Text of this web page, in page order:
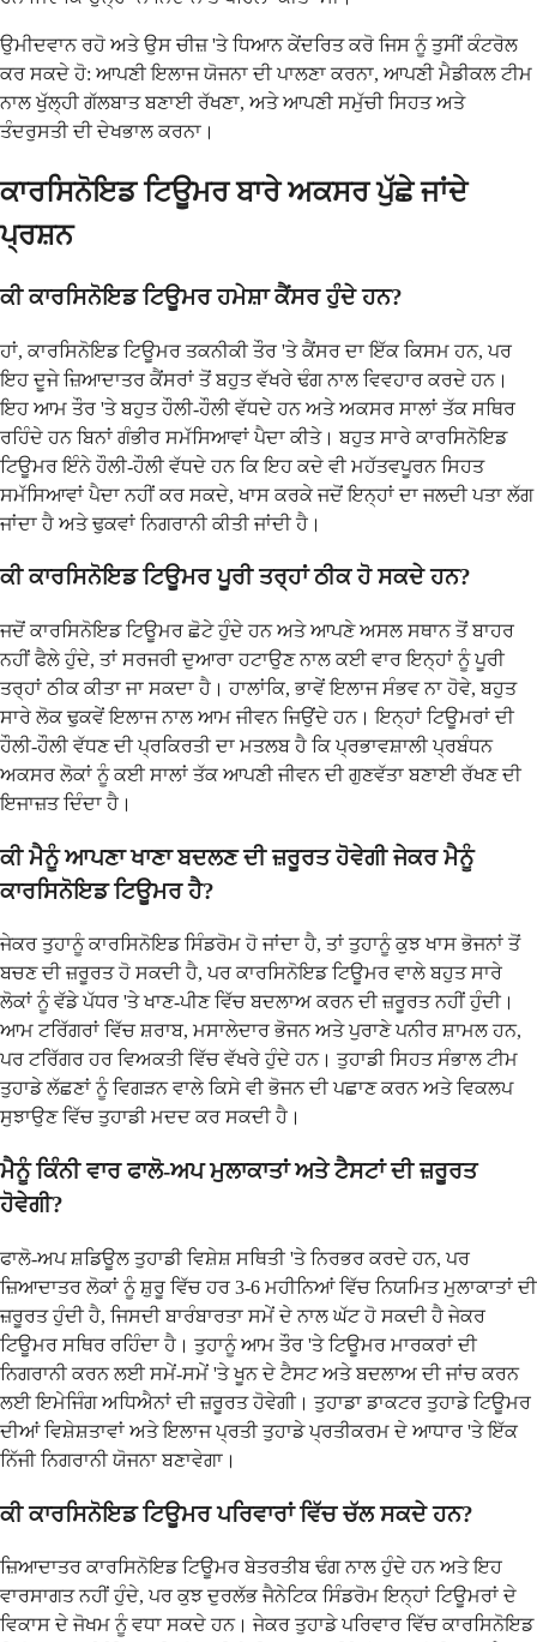
ਉਮੀਦਵਾਨ ਰਹੋ ਅਤੇ ਉਸ ਚੀਜ਼ 'ਤੇ ਧਿਆਨ ਕੇਂਦਰਿਤ ਕਰੋ ਜਿਸ ਨੂੰ ਤੁਸੀਂ ਕੰਟਰੋਲ
ਕਰ ਸਕਦੇ ਹੋ: ਆਪਣੀ ਇਲਾਜ ਯੋਜਨਾ ਦੀ ਪਾਲਣਾ ਕਰਨਾ, ਆਪਣੀ ਮੈਡੀਕਲ ਟੀਮ
ਨਾਲ ਖੁੱਲ੍ਹੀ ਗੱਲਬਾਤ ਬਣਾਈ ਰੱਖਣਾ, ਅਤੇ ਆਪਣੀ ਸਮੁੱਚੀ ਸਿਹਤ ਅਤੇ
ਤੰਦਰੁਸਤੀ ਦੀ ਦੇਖਭਾਲ ਕਰਨਾ।
ਕਾਰਸਿਨੋਇਡ ਟਿਊਮਰ ਬਾਰੇ ਅਕਸਰ ਪੁੱਛੇ ਜਾਂਦੇ
ਪ੍ਰਸ਼ਨ
ਕੀ ਕਾਰਸਿਨੋਇਡ ਟਿਊਮਰ ਹਮੇਸ਼ਾ ਕੈਂਸਰ ਹੁੰਦੇ ਹਨ?
ਹਾਂ, ਕਾਰਸਿਨੋਇਡ ਟਿਊਮਰ ਤਕਨੀਕੀ ਤੌਰ 'ਤੇ ਕੈਂਸਰ ਦਾ ਇੱਕ ਕਿਸਮ ਹਨ, ਪਰ
ਇਹ ਦੂਜੇ ਜ਼ਿਆਦਾਤਰ ਕੈਂਸਰਾਂ ਤੋਂ ਬਹੁਤ ਵੱਖਰੇ ਢੰਗ ਨਾਲ ਵਿਵਹਾਰ ਕਰਦੇ ਹਨ।
ਇਹ ਆਮ ਤੌਰ 'ਤੇ ਬਹੁਤ ਹੌਲੀ-ਹੌਲੀ ਵੱਧਦੇ ਹਨ ਅਤੇ ਅਕਸਰ ਸਾਲਾਂ ਤੱਕ ਸਥਿਰ
ਰਹਿੰਦੇ ਹਨ ਬਿਨਾਂ ਗੰਭੀਰ ਸਮੱਸਿਆਵਾਂ ਪੈਦਾ ਕੀਤੇ। ਬਹੁਤ ਸਾਰੇ ਕਾਰਸਿਨੋਇਡ
ਟਿਊਮਰ ਇੰਨੇ ਹੌਲੀ-ਹੌਲੀ ਵੱਧਦੇ ਹਨ ਕਿ ਇਹ ਕਦੇ ਵੀ ਮਹੱਤਵਪੂਰਨ ਸਿਹਤ
ਸਮੱਸਿਆਵਾਂ ਪੈਦਾ ਨਹੀਂ ਕਰ ਸਕਦੇ, ਖਾਸ ਕਰਕੇ ਜਦੋਂ ਇਨ੍ਹਾਂ ਦਾ ਜਲਦੀ ਪਤਾ ਲੱਗ
ਜਾਂਦਾ ਹੈ ਅਤੇ ਢੁਕਵਾਂ ਨਿਗਰਾਨੀ ਕੀਤੀ ਜਾਂਦੀ ਹੈ।
ਕੀ ਕਾਰਸਿਨੋਇਡ ਟਿਊਮਰ ਪੂਰੀ ਤਰ੍ਹਾਂ ਠੀਕ ਹੋ ਸਕਦੇ ਹਨ?
ਜਦੋਂ ਕਾਰਸਿਨੋਇਡ ਟਿਊਮਰ ਛੋਟੇ ਹੁੰਦੇ ਹਨ ਅਤੇ ਆਪਣੇ ਅਸਲ ਸਥਾਨ ਤੋਂ ਬਾਹਰ
ਨਹੀਂ ਫੈਲੇ ਹੁੰਦੇ, ਤਾਂ ਸਰਜਰੀ ਦੁਆਰਾ ਹਟਾਉਣ ਨਾਲ ਕਈ ਵਾਰ ਇਨ੍ਹਾਂ ਨੂੰ ਪੂਰੀ
ਤਰ੍ਹਾਂ ਠੀਕ ਕੀਤਾ ਜਾ ਸਕਦਾ ਹੈ। ਹਾਲਾਂਕਿ, ਭਾਵੇਂ ਇਲਾਜ ਸੰਭਵ ਨਾ ਹੋਵੇ, ਬਹੁਤ
ਸਾਰੇ ਲੋਕ ਢੁਕਵੇਂ ਇਲਾਜ ਨਾਲ ਆਮ ਜੀਵਨ ਜਿਉਂਦੇ ਹਨ। ਇਨ੍ਹਾਂ ਟਿਊਮਰਾਂ ਦੀ
ਹੌਲੀ-ਹੌਲੀ ਵੱਧਣ ਦੀ ਪ੍ਰਕਿਰਤੀ ਦਾ ਮਤਲਬ ਹੈ ਕਿ ਪ੍ਰਭਾਵਸ਼ਾਲੀ ਪ੍ਰਬੰਧਨ
ਅਕਸਰ ਲੋਕਾਂ ਨੂੰ ਕਈ ਸਾਲਾਂ ਤੱਕ ਆਪਣੀ ਜੀਵਨ ਦੀ ਗੁਣਵੱਤਾ ਬਣਾਈ ਰੱਖਣ ਦੀ
ਇਜਾਜ਼ਤ ਦਿੰਦਾ ਹੈ।
ਕੀ ਮੈਨੂੰ ਆਪਣਾ ਖਾਣਾ ਬਦਲਣ ਦੀ ਜ਼ਰੂਰਤ ਹੋਵੇਗੀ ਜੇਕਰ ਮੈਨੂੰ
ਕਾਰਸਿਨੋਇਡ ਟਿਊਮਰ ਹੈ?
ਜੇਕਰ ਤੁਹਾਨੂੰ ਕਾਰਸਿਨੋਇਡ ਸਿੰਡਰੋਮ ਹੋ ਜਾਂਦਾ ਹੈ, ਤਾਂ ਤੁਹਾਨੂੰ ਕੁਝ ਖਾਸ ਭੋਜਨਾਂ ਤੋਂ
ਬਚਣ ਦੀ ਜ਼ਰੂਰਤ ਹੋ ਸਕਦੀ ਹੈ, ਪਰ ਕਾਰਸਿਨੋਇਡ ਟਿਊਮਰ ਵਾਲੇ ਬਹੁਤ ਸਾਰੇ
ਲੋਕਾਂ ਨੂੰ ਵੱਡੇ ਪੱਧਰ 'ਤੇ ਖਾਣ-ਪੀਣ ਵਿੱਚ ਬਦਲਾਅ ਕਰਨ ਦੀ ਜ਼ਰੂਰਤ ਨਹੀਂ ਹੁੰਦੀ।
ਆਮ ਟਰਿੱਗਰਾਂ ਵਿੱਚ ਸ਼ਰਾਬ, ਮਸਾਲੇਦਾਰ ਭੋਜਨ ਅਤੇ ਪੁਰਾਣੇ ਪਨੀਰ ਸ਼ਾਮਲ ਹਨ,
ਪਰ ਟਰਿੱਗਰ ਹਰ ਵਿਅਕਤੀ ਵਿੱਚ ਵੱਖਰੇ ਹੁੰਦੇ ਹਨ। ਤੁਹਾਡੀ ਸਿਹਤ ਸੰਭਾਲ ਟੀਮ
ਤੁਹਾਡੇ ਲੱਛਣਾਂ ਨੂੰ ਵਿਗੜਨ ਵਾਲੇ ਕਿਸੇ ਵੀ ਭੋਜਨ ਦੀ ਪਛਾਣ ਕਰਨ ਅਤੇ ਵਿਕਲਪ
ਸੁਝਾਉਣ ਵਿੱਚ ਤੁਹਾਡੀ ਮਦਦ ਕਰ ਸਕਦੀ ਹੈ।
ਮੈਨੂੰ ਕਿੰਨੀ ਵਾਰ ਫਾਲੋ-ਅਪ ਮੁਲਾਕਾਤਾਂ ਅਤੇ ਟੈਸਟਾਂ ਦੀ ਜ਼ਰੂਰਤ
ਹੋਵੇਗੀ?
ਫਾਲੋ-ਅਪ ਸ਼ਡਿਊਲ ਤੁਹਾਡੀ ਵਿਸ਼ੇਸ਼ ਸਥਿਤੀ 'ਤੇ ਨਿਰਭਰ ਕਰਦੇ ਹਨ, ਪਰ
ਜ਼ਿਆਦਾਤਰ ਲੋਕਾਂ ਨੂੰ ਸ਼ੁਰੂ ਵਿੱਚ ਹਰ 3-6 ਮਹੀਨਿਆਂ ਵਿੱਚ ਨਿਯਮਿਤ ਮੁਲਾਕਾਤਾਂ ਦੀ
ਜ਼ਰੂਰਤ ਹੁੰਦੀ ਹੈ, ਜਿਸਦੀ ਬਾਰੰਬਾਰਤਾ ਸਮੇਂ ਦੇ ਨਾਲ ਘੱਟ ਹੋ ਸਕਦੀ ਹੈ ਜੇਕਰ
ਟਿਊਮਰ ਸਥਿਰ ਰਹਿੰਦਾ ਹੈ। ਤੁਹਾਨੂੰ ਆਮ ਤੌਰ 'ਤੇ ਟਿਊਮਰ ਮਾਰਕਰਾਂ ਦੀ
ਨਿਗਰਾਨੀ ਕਰਨ ਲਈ ਸਮੇਂ-ਸਮੇਂ 'ਤੇ ਖੂਨ ਦੇ ਟੈਸਟ ਅਤੇ ਬਦਲਾਅ ਦੀ ਜਾਂਚ ਕਰਨ
ਲਈ ਇਮੇਜਿੰਗ ਅਧਿਐਨਾਂ ਦੀ ਜ਼ਰੂਰਤ ਹੋਵੇਗੀ। ਤੁਹਾਡਾ ਡਾਕਟਰ ਤੁਹਾਡੇ ਟਿਊਮਰ
ਦੀਆਂ ਵਿਸ਼ੇਸ਼ਤਾਵਾਂ ਅਤੇ ਇਲਾਜ ਪ੍ਰਤੀ ਤੁਹਾਡੇ ਪ੍ਰਤੀਕਰਮ ਦੇ ਆਧਾਰ 'ਤੇ ਇੱਕ
ਨਿੱਜੀ ਨਿਗਰਾਨੀ ਯੋਜਨਾ ਬਣਾਵੇਗਾ।
ਕੀ ਕਾਰਸਿਨੋਇਡ ਟਿਊਮਰ ਪਰਿਵਾਰਾਂ ਵਿੱਚ ਚੱਲ ਸਕਦੇ ਹਨ?
ਜ਼ਿਆਦਾਤਰ ਕਾਰਸਿਨੋਇਡ ਟਿਊਮਰ ਬੇਤਰਤੀਬ ਢੰਗ ਨਾਲ ਹੁੰਦੇ ਹਨ ਅਤੇ ਇਹ
ਵਾਰਸਾਗਤ ਨਹੀਂ ਹੁੰਦੇ, ਪਰ ਕੁਝ ਦੁਰਲੱਭ ਜੈਨੇਟਿਕ ਸਿੰਡਰੋਮ ਇਨ੍ਹਾਂ ਟਿਊਮਰਾਂ ਦੇ
ਵਿਕਾਸ ਦੇ ਜੋਖਮ ਨੂੰ ਵਧਾ ਸਕਦੇ ਹਨ। ਜੇਕਰ ਤੁਹਾਡੇ ਪਰਿਵਾਰ ਵਿੱਚ ਕਾਰਸਿਨੋਇਡ